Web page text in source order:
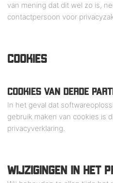
van mening dat dit wel zo is,
contactpersoon voor
COOKIES
COOKIES VAN DERDE
In het geval dat
gebruik maken van cookies is
privacyverklaring.
WIJZIGINGEN IN HET